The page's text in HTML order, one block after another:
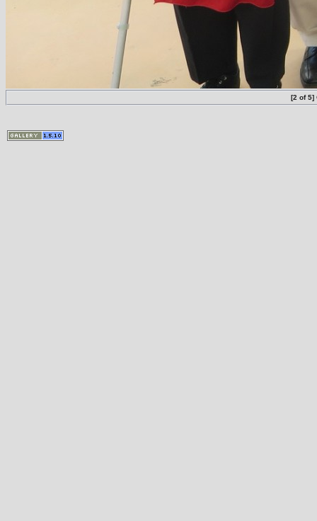
[2 of 5]